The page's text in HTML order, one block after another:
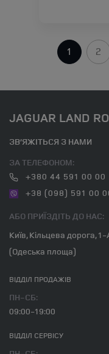
1 2
JAGUAR LAND
ЗВ’ЯЖІТЬСЯ З НАМИ
ЗА ТЕЛЕФОНОМ:
+380 44 591 00 00
+38 (098) 591 00
АБО ПРИЇЗДІТЬ ДО НАС:
Київ, Кільцева дорога,
(Одеська площа)
ВІДДІЛ ПРОДАЖІВ
ПН-СБ:
09:00-19:00
ВІДДІЛ CЕРВІСУ